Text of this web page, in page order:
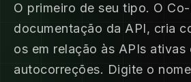
O primeiro de seu tipo. O
documentação da API, cria
os em relação às APIs ativas
autocorreções. Digite o